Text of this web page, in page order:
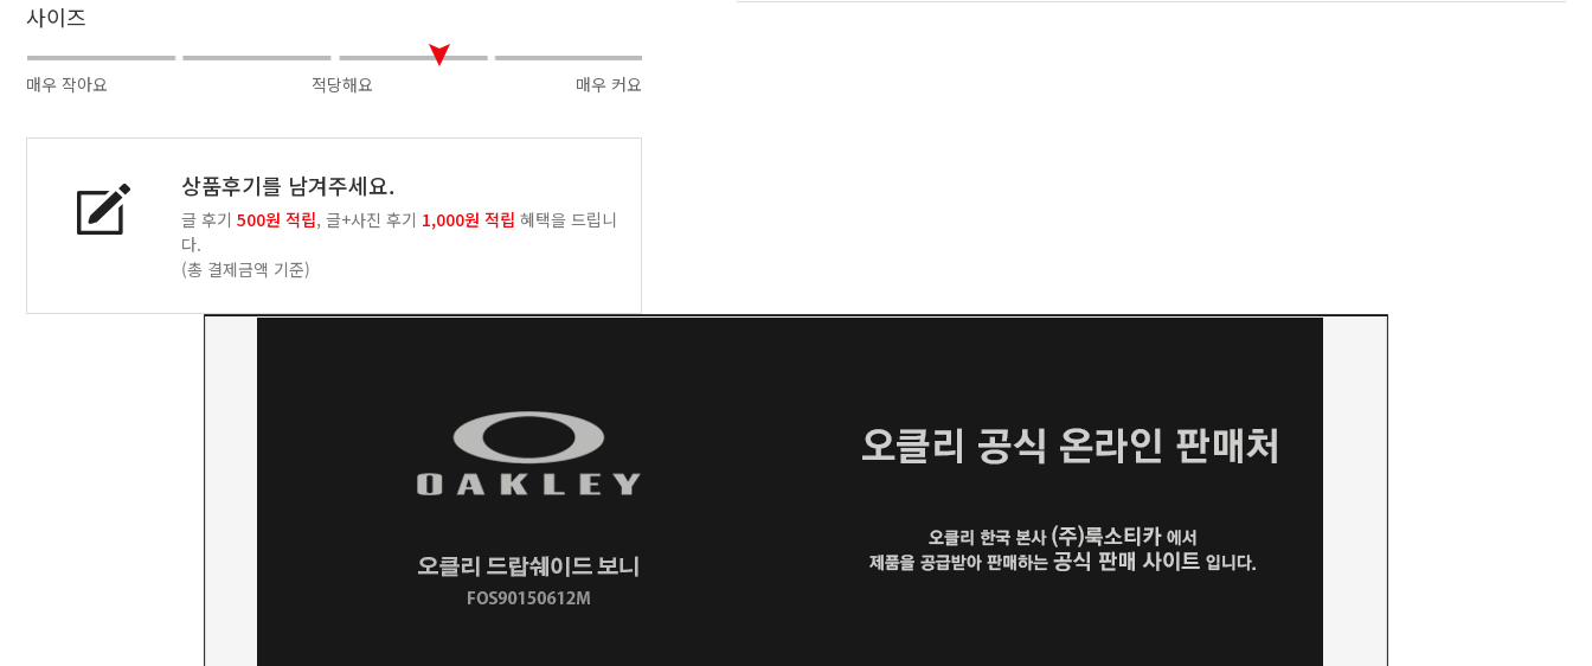
사이즈
매우 작아요 적당해요 매우 커요
상품후기를 남겨주세요.
글 후기 500원 적립, 글+사진 후기 1,000원 적립 혜택을 드립니
다.
(총 결제금액 기준)